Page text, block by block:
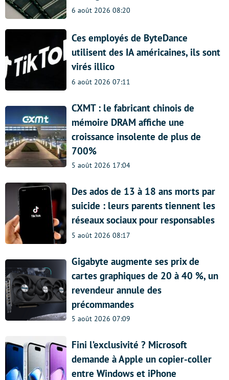
6 août 2026 08:20
Ces employés de ByteDance
utilisent des IA américaines, ils sont
virés illico
6 août 2026 07:11
CXMT : le fabricant chinois de
mémoire DRAM affiche une
croissance insolente de plus de
700%
5 août 2026 17:04
Des ados de 13 à 18 ans morts par
suicide : leurs parents tiennent les
réseaux sociaux pour responsables
5 août 2026 08:17
Gigabyte augmente ses prix de
cartes graphiques de 20 à 40 %, un
revendeur annule des
précommandes
5 août 2026 07:09
Fini l’exclusivité ? Microsoft
demande à Apple un copier-coller
entre Windows et iPhone